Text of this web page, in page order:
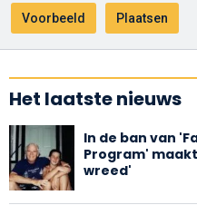
Het laatste nieuws
In de ban van
Program'
wreed'